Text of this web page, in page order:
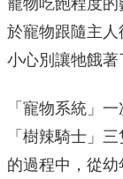
於寵物跟隨主
小心別讓牠餓著
「寵物系統」
「樹辣騎士」
的過程中，從